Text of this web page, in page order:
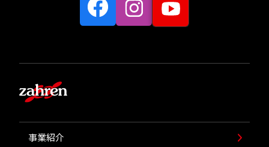
事業紹介